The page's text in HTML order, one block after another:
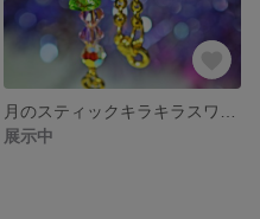
展示中